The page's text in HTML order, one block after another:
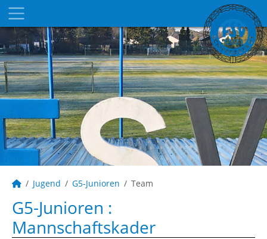
Jugend G5-Junioren Team
G5-Junioren :
Mannschaftskader